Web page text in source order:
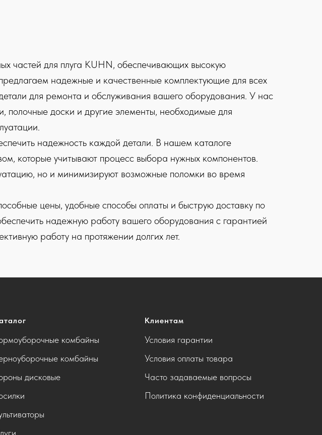
частей для плуга KUHN, обеспечивающих высокую
надежные и качественные комплектующие для всех
для ремонта и обслуживания вашего оборудования. У нас
полочные доски и другие элементы, необходимые для
надежность каждой детали. В нашем каталоге
которые учитывают процесс выбора нужных компонентов.
но и минимизируют возможные поломки во время
цены, удобные способы оплаты и быструю доставку по
надежную работу вашего оборудования с гарантией
работу на протяжении долгих лет.
комбайны
комбайны
дисковые
Клиентам
Условия гарантии
Условия оплаты товара
Часто задаваемые вопросы
Политика конфиденциальности